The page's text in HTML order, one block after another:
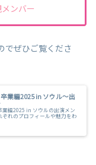
ンバー
でぜひご覧くださ
業編2025 in ソウル～出
業編2025 in ソウルの出演メン
れのプロフィールや魅力をわ